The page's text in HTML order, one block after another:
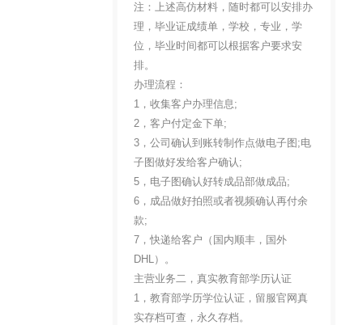
注：上述高仿材料，随时都可以安排办
理，毕业证成绩单，学校，专业，学
位，毕业时间都可以根据客户要求安
排。
办理流程：
1，收集客户办理信息;
2，客户付定金下单;
3，公司确认到账转制作点做电子图;电
子图做好发给客户确认;
5，电子图确认好转成品部做成品;
6，成品做好拍照或者视频确认再付余
款;
7，快递给客户（国内顺丰，国外
DHL）。
主营业务二，真实教育部学历认证
1，教育部学历学位认证，留服官网真
实存档可查，永久存档。